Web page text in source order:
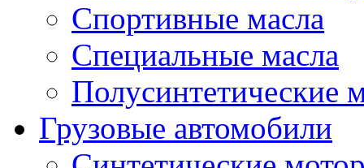
Спортивные масла
Специальные масла
Полусинтетические
Грузовые автомобили